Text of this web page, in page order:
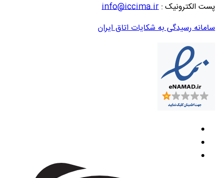
پست الکترونیک :info@iccima.ir
سامانه رسیدگی به شکایات اتاق ایران